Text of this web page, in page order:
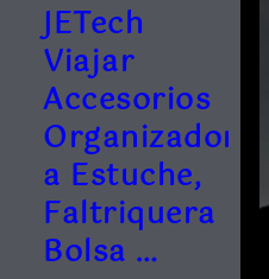
JETech
Viajar
Accesorios
Organizador
a Estuche,
Faltriquera
Bolsa …